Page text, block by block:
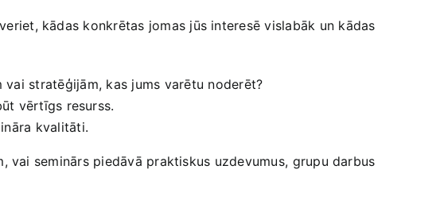
kādas konkrētas jomas jūs interesē vislabāk ​un kādas
vai stratēģijām, ⁤kas jums varētu noderēt?
vērtīgs resurss.
kvalitāti.
seminārs piedāvā praktiskus uzdevumus,⁣ grupu darbus